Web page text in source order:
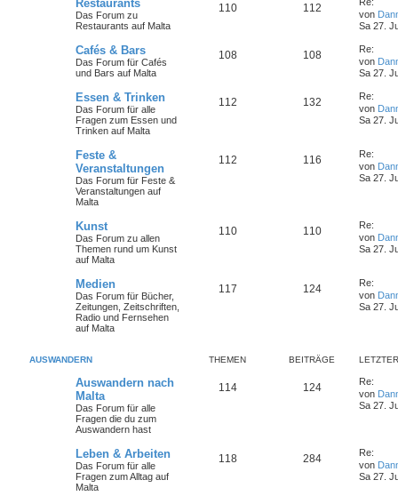
Restaurants
Das Forum zu
Restaurants auf Malta
110 112
von
Sa 27.
Cafés & Bars
Das Forum für Cafés
und Bars auf Malta
108 108
Re:
von
Sa 27.
Essen & Trinken
Das Forum für alle
Fragen zum Essen und
Trinken auf Malta
112 132
Re:
von
Sa 27.
Feste &
Veranstaltungen
Das Forum für Feste &
Veranstaltungen auf
Malta
112 116
Re:
von
Sa 27.
Kunst
Das Forum zu allen
Themen rund um Kunst
auf Malta
110 110
Re:
von
Sa 27.
Medien
Das Forum für Bücher,
Zeitungen, Zeitschriften,
Radio und Fernsehen
auf Malta
117 124
Re:
von
Sa 27.
AUSWANDERN THEMEN BEITRÄGE
Auswandern nach
Malta
Das Forum für alle
Fragen die du zum
Auswandern hast
114 124
Re:
von
Sa 27.
Leben & Arbeiten
Das Forum für alle
Fragen zum Alltag auf
Malta
118 284
Re:
von
Sa 27.